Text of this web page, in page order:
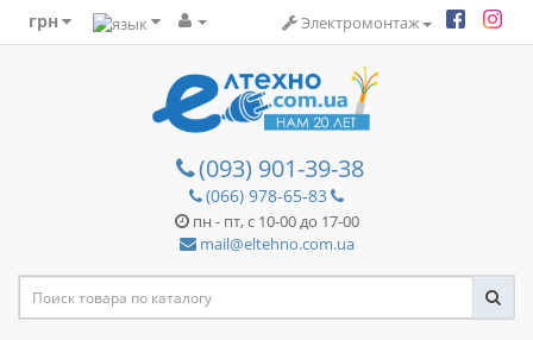
грн Электромонтаж
(093) 901-39-38
(066) 978-65-83
пн - пт, с 10-00 до 17-00
mail@eltehno.com.ua